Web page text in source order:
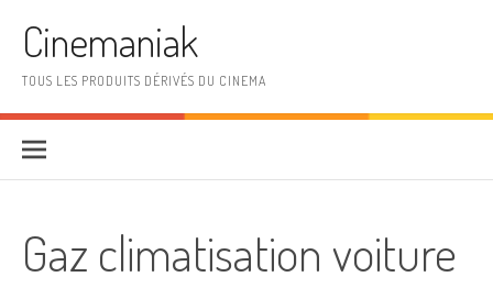
Cinemaniak
TOUS LES PRODUITS DÉRIVÉS DU CINEMA
Gaz climatisation voiture